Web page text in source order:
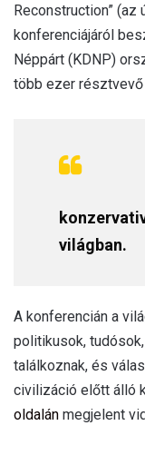
Reconstruction”
konferenciájáról
Néppárt (KDNP)
több ezer
világban.
A konferencián a
politikusok,
találkoznak, és
civilizáció előtt álló
oldalán megjelent